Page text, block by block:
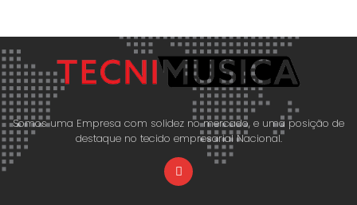
Somos uma Empresa com solidez no mercado, e uma posição de
destaque no tecido empresarial Nacional.